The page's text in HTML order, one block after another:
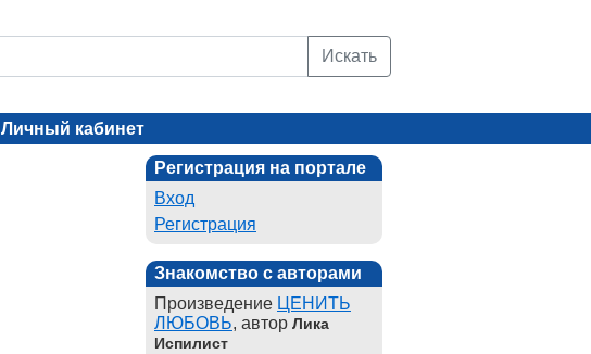
Искать
Личный кабинет
Регистрация на портале
Вход
Регистрация
Знакомство с авторами
Произведение ЦЕНИТЬ
ЛЮБОВЬ, автор Лика
Испилист